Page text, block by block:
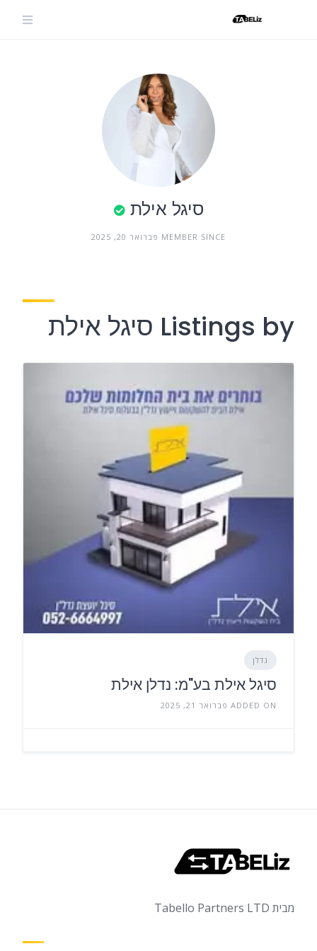
סיגל אילת
MEMBER SINCE פברואר 20, 2025
Listings by סיגל אילת
נדלן
סיגל אילת בע"מ: נדלן אילת
ADDED ON פברואר 21, 2025
מבית Tabello Partners LTD